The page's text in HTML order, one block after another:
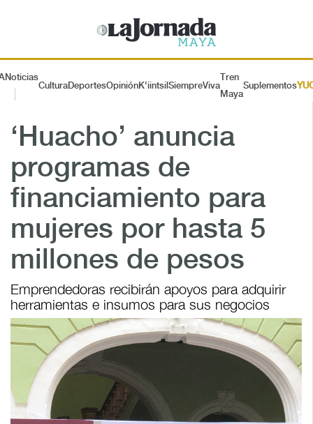
Noticias
CulturaDeportesOpiniónK'iintsil SiempreViva
Tren
Maya
Suplementos
‘Huacho’ anuncia
programas de
financiamiento para
mujeres por hasta 5
millones de pesos
Emprendedoras recibirán apoyos para adquirir
herramientas e insumos para sus negocios